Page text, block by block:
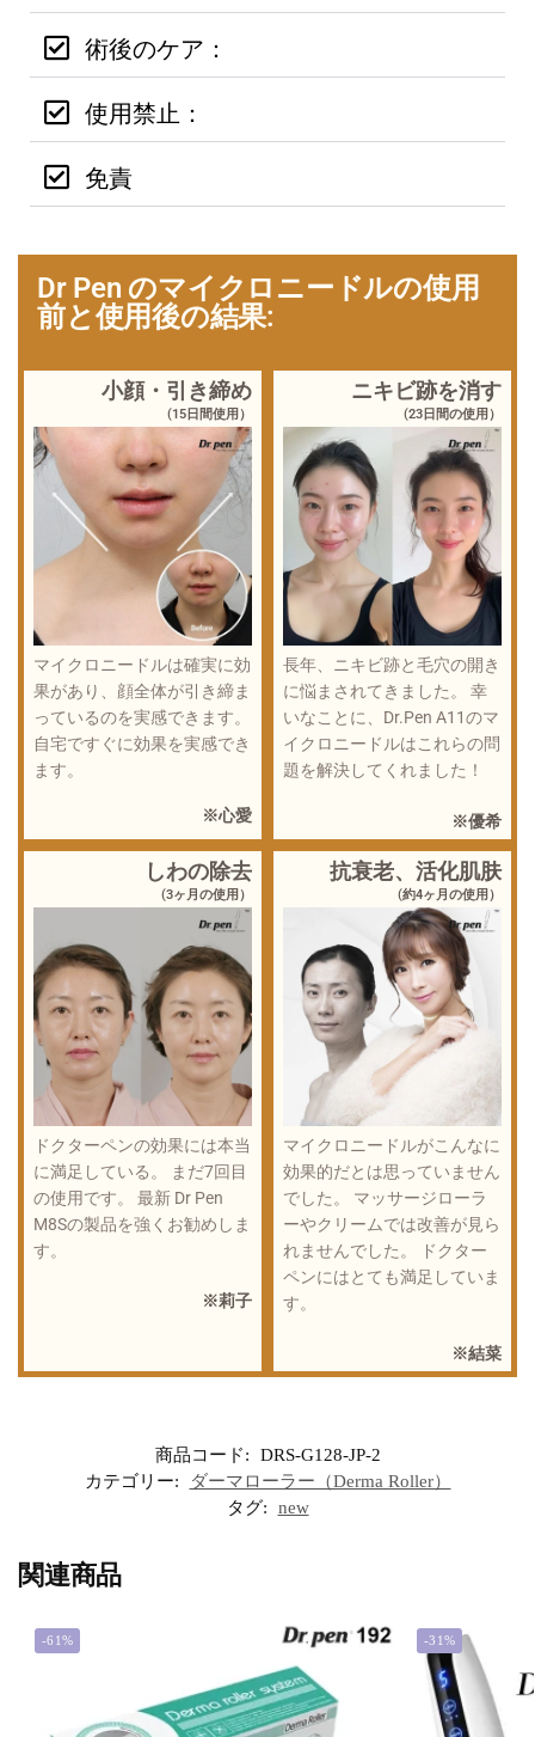
術後のケア：
使用禁止：
免責
Dr Pen のマイクロニードルの使用
前と使用後の結果:
小顔・引き締め
(15日間使用）
マイクロニードルは確実に効
果があり、顔全体が引き締ま
っているのを実感できます。
自宅ですぐに効果を実感でき
ます。
※心愛
ニキビ跡を消す
(23日間の使用）
長年、ニキビ跡と毛穴の開き
に悩まされてきました。 幸
いなことに、Dr.Pen A11のマ
イクロニードルはこれらの問
題を解決してくれました！
※優希
しわの除去
(3ヶ月の使用）
ドクターペンの効果には本当
に満足している。 まだ7回目
の使用です。 最新 Dr Pen
M8Sの製品を強くお勧めしま
す。
※莉子
抗衰老、活化肌肤
(約4ヶ月の使用）
マイクロニードルがこんなに
効果的だとは思っていません
でした。 マッサージローラ
ーやクリームでは改善が見ら
れませんでした。 ドクター
ペンにはとても満足していま
す。
※結菜
商品コード:
DRS-G128-JP-2
カテゴリー:
ダーマローラー（Derma Roller）
タグ:
new
関連商品
-61% -31%